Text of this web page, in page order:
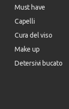
Must have
Capelli
Cura del viso
Make up
Detersivi bucato